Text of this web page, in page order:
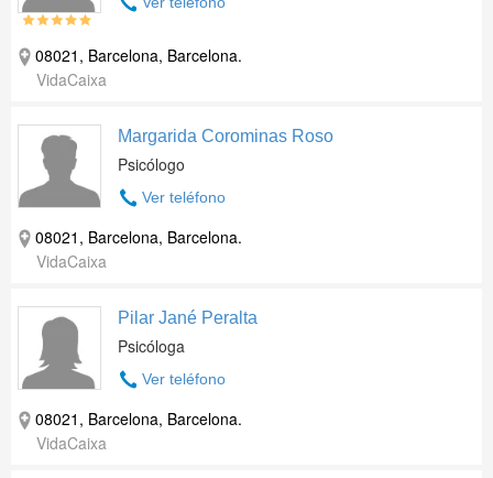
08021, Barcelona, Barcelona.
VidaCaixa
Margarida Corominas Roso
Psicólogo
Ver teléfono
08021, Barcelona, Barcelona.
VidaCaixa
Pilar Jané Peralta
Psicóloga
Ver teléfono
08021, Barcelona, Barcelona.
VidaCaixa